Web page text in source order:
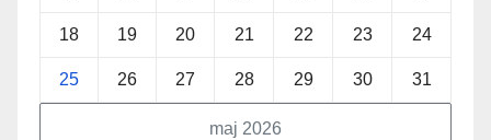
maj 2026
18 19 20 21 22 23 24
25 26 27 28 29 30 31